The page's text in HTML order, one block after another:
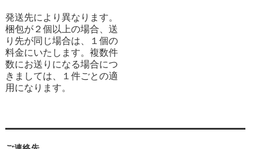
発送先により異なります。
梱包が２個以上の場合、送
り先が同じ場合は、１個の
料金にいたします。複数件
数にお送りになる場合につ
きましては、１件ごとの適
用になります。